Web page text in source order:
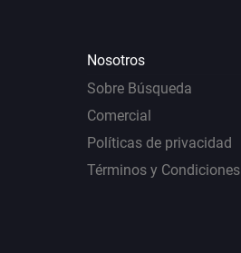
Nosotros
Sobre Búsqueda
Comercial
Políticas de privacidad
Términos y Condiciones